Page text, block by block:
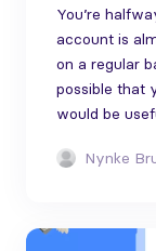
You’re
account is
on a regular
possible that
would be
Nynke